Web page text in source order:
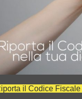
dello sport. La Certificazione
di eccellenza
il Codice Fiscale